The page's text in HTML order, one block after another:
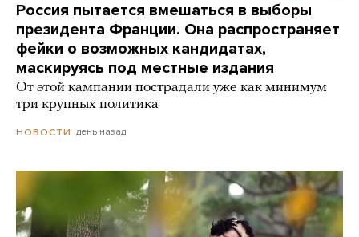
Россия пытается вмешаться в выборы
президента Франции. Она распространяет
фейки о возможных кандидатах,
маскируясь под местные издания
От этой кампании пострадали уже как минимум
три крупных политика
НОВОСТИ день назад